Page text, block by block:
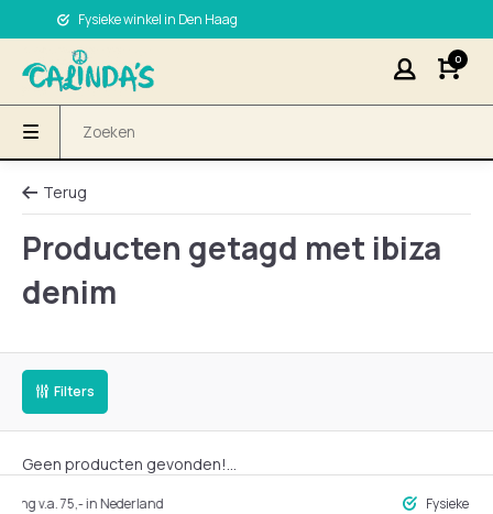
Fysieke winkel in Den Haag
0
Terug
Producten getagd met ibiza
denim
Filters
Geen producten gevonden!...
v.a. 75,- in Nederland Fysieke